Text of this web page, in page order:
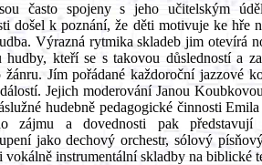
často spojeny s jeho učitelským
došel k poznání, že děti motivuje ke hře
Výrazná rytmika skladeb jim otevírá
hudby, kteří se s takovou důsledností a
Jím pořádané každoroční jazzové
Jejich moderování Janou
hudebně pedagogické činnosti
zájmu a dovednosti pak
jako dechový orchestr, sólový
vokálně instrumentální skladby na biblické